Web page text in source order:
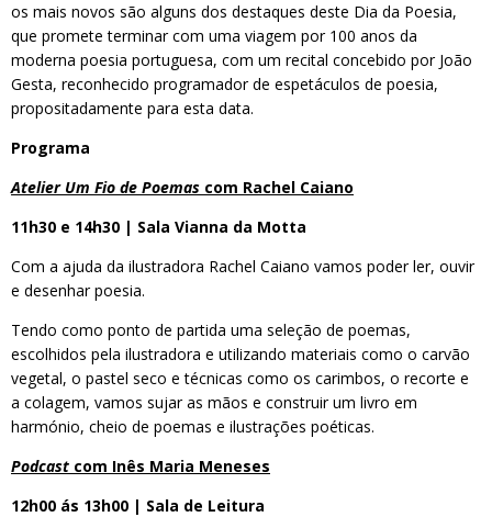
os mais novos são alguns dos destaques deste Dia da Poesia,
que promete terminar com uma viagem por 100 anos da
moderna poesia portuguesa, com um recital concebido por João
Gesta, reconhecido programador de espetáculos de poesia,
propositadamente para esta data.
Programa
Atelier Um Fio de Poemas com Rachel Caiano
11h30 e 14h30 | Sala Vianna da Motta
Com a ajuda da ilustradora Rachel Caiano vamos poder ler, ouvir
e desenhar poesia.
Tendo como ponto de partida uma seleção de poemas,
escolhidos pela ilustradora e utilizando materiais como o carvão
vegetal, o pastel seco e técnicas como os carimbos, o recorte e
a colagem, vamos sujar as mãos e construir um livro em
harmónio, cheio de poemas e ilustrações poéticas.
Podcast com Inês Maria Meneses
12h00 ás 13h00 | Sala de Leitura